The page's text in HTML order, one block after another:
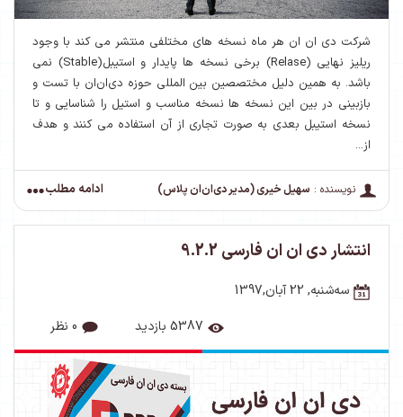
شرکت دی ان ان هر ماه نسخه های مختلفی منتشر می کند با وجود
ریلیز نهایی (Relase) برخی نسخه ها پایدار و استیبل(Stable) نمی
باشد. به همین دلیل مختصصین بین المللی حوزه دی‌ان‌ان با تست و
بازبینی در بین این نسخه ها نسخه مناسب و استیل را شناسایی و تا
نسخه استیبل بعدی به صورت تجاری از آن استفاده می کنند و هدف
از...
نویسنده : سهیل خیری (مدیر دی‌ان‌ان پلاس) ادامه مطلب
انتشار دی ان ان فارسی 9.2.2
ﺳﻪشنبه, 22 آبان,1397